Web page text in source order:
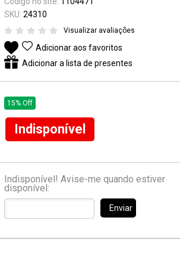
Pedal & Pedaleira
Captadores
Diversos
SKU: 24310
Visualizar avaliações
Adicionar aos favoritos
Adicionar a lista de presentes
15% Off
Indisponível
Indisponível! Avise-me quando estiver
disponível:
Enviar